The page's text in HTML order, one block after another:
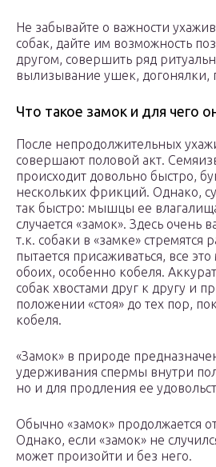
Не забывайте о важности
собак, дайте им возможность
другом, совершить ряд
вылизывание ушек, догонялки,
Что такое замок и для чего
После непродолжительных
совершают половой акт.
происходит довольно быстро,
нескольких фрикций. Однако,
так быстро: мышцы ее
случается «замок». Здесь очень
т.к. собаки в «замке» стремятся
пытается присаживаться, все
обоих, особенно кобеля.
собак хвостами друг к другу и
положении «стоя» до тех пор,
кобеля.
«Замок» в природе
удерживания спермы внутри
но и для продления ее
Обычно «замок» продолжается
Однако, если «замок» не
может произойти и без него.